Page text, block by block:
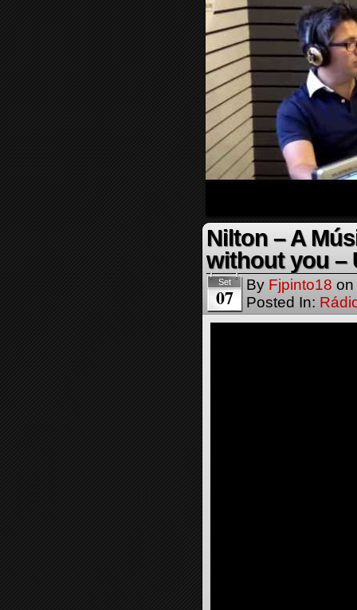
Nilton – A
without you –
Set
07 By Fjpinto18 on
Posted In: